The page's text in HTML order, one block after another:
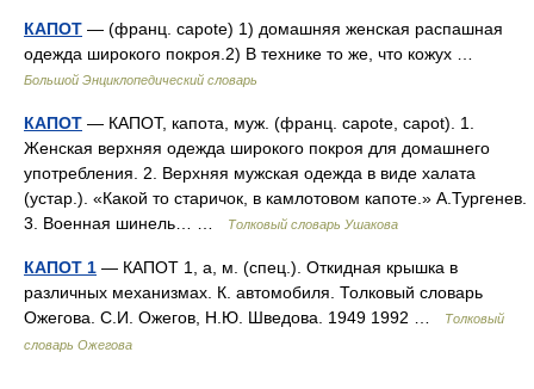
КАПОТ — (франц. саpote) 1) домашняя женская распашная
одежда широкого покроя.2) В технике то же, что кожух …
Большой Энциклопедический словарь
КАПОТ — КАПОТ, капота, муж. (франц. capote, capot). 1.
Женская верхняя одежда широкого покроя для домашнего
употребления. 2. Верхняя мужская одежда в виде халата
(устар.). «Какой то старичок, в камлотовом капоте.» А.Тургенев.
3. Военная шинель… …
Толковый словарь Ушакова
КАПОТ 1 — КАПОТ 1, а, м. (спец.). Откидная крышка в
различных механизмах. К. автомобиля. Толковый словарь
Ожегова. С.И. Ожегов, Н.Ю. Шведова. 1949 1992 …
Толковый
словарь Ожегова